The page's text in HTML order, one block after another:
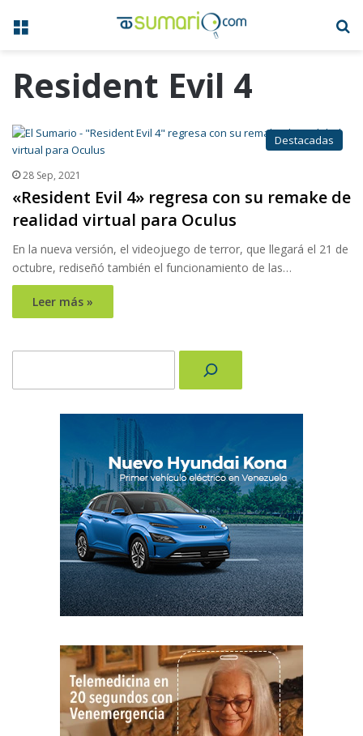
Menú
Resident Evil 4
Destacadas
28 Sep, 2021
«Resident Evil 4» regresa con su remake de
realidad virtual para Oculus
En la nueva versión, el videojuego de terror, que llegará el 21 de
octubre, rediseñó también el funcionamiento de las…
Leer más »